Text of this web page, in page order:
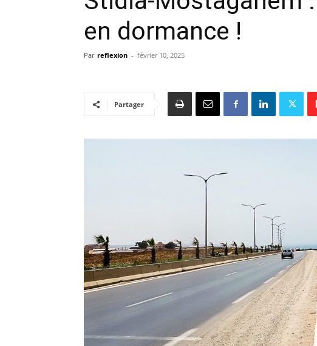
en dormance !
Par reflexion - février 10, 2025
Partager